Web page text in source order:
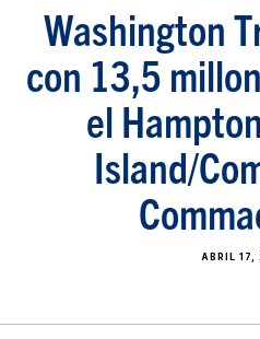
Washington
con 13,5
el
Island/
ABRIL 17,